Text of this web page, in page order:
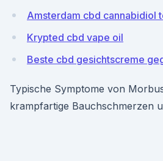
Amsterdam cbd cannabidiol
Krypted cbd vape oil
Beste cbd gesichtscreme
Typische Symptome von
krampfartige Bauchschmerzen